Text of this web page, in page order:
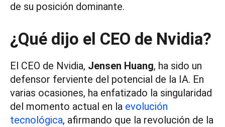
de su posición dominante.
¿Qué dijo el CEO de Nvidia?
El CEO de Nvidia, Jensen Huang, ha sido un
defensor ferviente del potencial de la IA. En
varias ocasiones, ha enfatizado la singularidad
del momento actual en la evolución
tecnológica, afirmando que la revolución de la